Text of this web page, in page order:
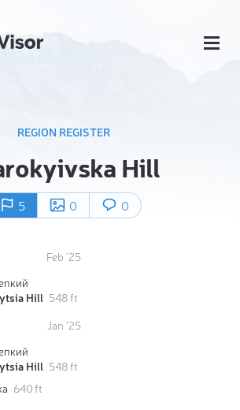
REGION REGISTER
Hill
5 0 0
Feb '25
Hill 548 ft
Jan '25
Hill 548 ft
640 ft